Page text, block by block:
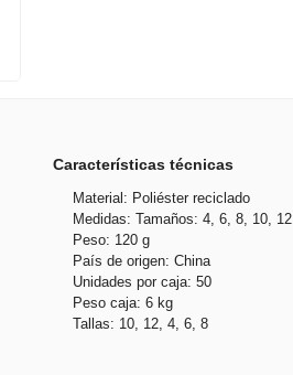
Características técnicas
Material: Poliéster reciclado
Medidas: Tamaños: 4, 6, 8, 10, 12
Peso: 120 g
País de origen: China
Unidades por caja: 50
Peso caja: 6 kg
Tallas: 10, 12, 4, 6, 8